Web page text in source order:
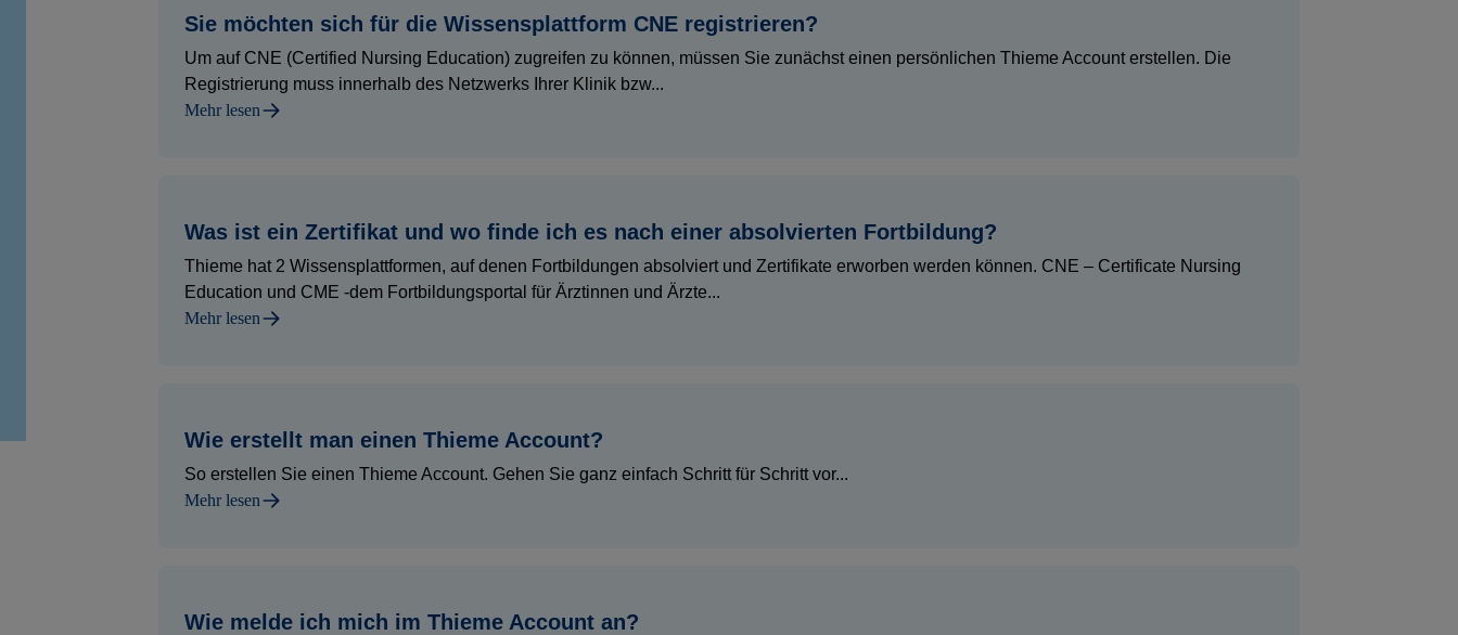
Sie möchten sich für die Wissensplattform CNE registrieren?
Um auf CNE (Certified Nursing Education) zugreifen zu können, müssen Sie zunächst einen persönlichen Thieme Account erstellen. Die
Registrierung muss innerhalb des Netzwerks Ihrer Klinik bzw...
Mehr lesen
Was ist ein Zertifikat und wo finde ich es nach einer absolvierten Fortbildung?
Thieme hat 2 Wissensplattformen, auf denen Fortbildungen absolviert und Zertifikate erworben werden können. CNE – Certificate Nursing
Education und CME -dem Fortbildungsportal für Ärztinnen und Ärzte...
Mehr lesen
Wie erstellt man einen Thieme Account?
So erstellen Sie einen Thieme Account. Gehen Sie ganz einfach Schritt für Schritt vor...
Mehr lesen
Wie melde ich mich im Thieme Account an?